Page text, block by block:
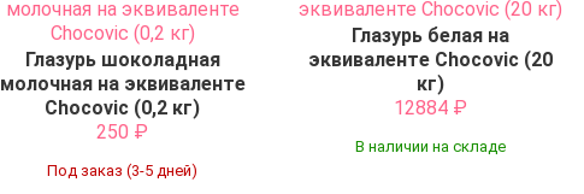
Глазурь шоколадная
молочная на эквиваленте
Chocovic (0,2 кг)
250 ₽
Под заказ (3-5 дней)
Глазурь белая на
эквиваленте Chocovic (20
кг)
12884 ₽
В наличии на складе